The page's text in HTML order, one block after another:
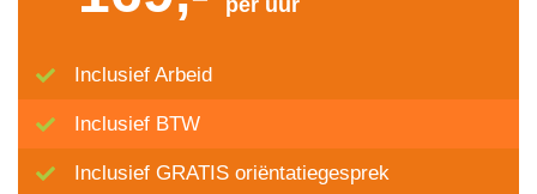
per uur
Inclusief Arbeid
Inclusief BTW
Inclusief GRATIS oriëntatiegesprek